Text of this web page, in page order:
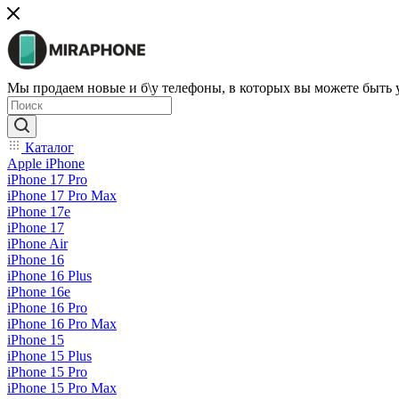
Мы продаем новые и б\у телефоны, в которых вы можете быть
Каталог
Apple iPhone
iPhone 17 Pro
iPhone 17 Pro Max
iPhone 17e
iPhone 17
iPhone Air
iPhone 16
iPhone 16 Plus
iPhone 16e
iPhone 16 Pro
iPhone 16 Pro Max
iPhone 15
iPhone 15 Plus
iPhone 15 Pro
iPhone 15 Pro Max